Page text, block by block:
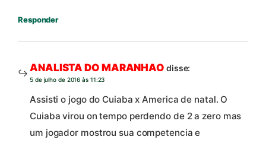
Responder
ANALISTA DO MARANHAO disse:
5 de julho de 2016 às 11:23
Assisti o jogo do Cuiaba x America de natal. O
Cuiaba virou on tempo perdendo de 2 a zero mas
um jogador mostrou sua competencia e